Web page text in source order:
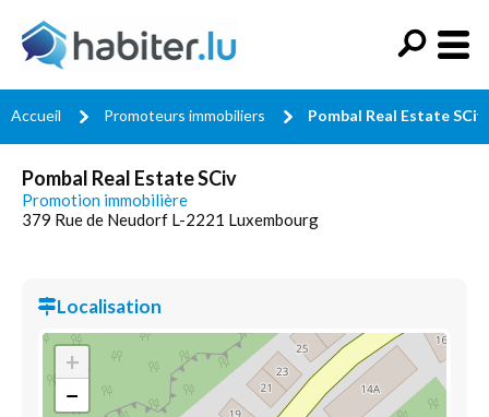
Accueil Promoteurs immobiliers Pombal Real Estate SCiv
Pombal Real Estate SCiv
Promotion immobilière
379 Rue de Neudorf L-2221 Luxembourg
Localisation
+
−